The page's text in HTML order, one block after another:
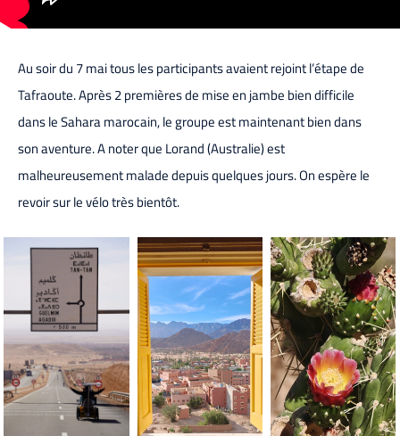
Au soir du 7 mai tous les participants avaient rejoint l’étape de
Tafraoute. Après 2 premières de mise en jambe bien difficile
dans le Sahara marocain, le groupe est maintenant bien dans
son aventure. A noter que Lorand (Australie) est
malheureusement malade depuis quelques jours. On espère le
revoir sur le vélo très bientôt.